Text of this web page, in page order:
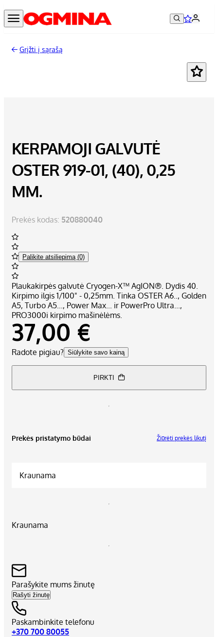
Grįžti į sąrašą
KERPAMOJI GALVUTĖ
OSTER 919-01, (40), 0,25
MM.
Prekės kodas: 520880040
Palikite atsiliepimą (0)
Plaukakirpės galvutė Cryogen-X™ AgION®. Dydis 40.
Kirpimo ilgis 1/100" - 0,25mm. Tinka OSTER A6.., Golden
A5, Turbo A5..., Power Max... ir PowerPro Ultra...,
PRO3000i kirpimo mašinėlėms.
37,00 €
Radote pigiau? Siūlykite savo kainą
PIRKTI
Prekės pristatymo būdai Žiūrėti prekės likutį
Kraunama
Kraunama
Parašykite mums žinutę
Rašyti žinutę
Paskambinkite telefonu
+370 700 80055